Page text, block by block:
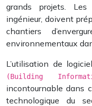
grands projets.
ingénieur, doivent
chantiers
environnementaux
L’utilisation de
(Building
incontournable dans
technologique du